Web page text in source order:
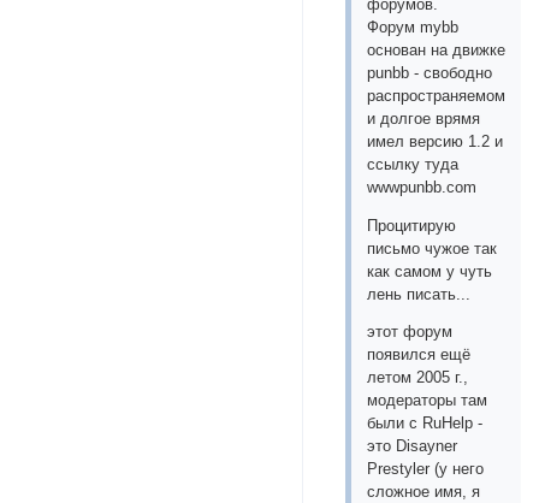
форумов.
Форум mybb
основан на движке
punbb - свободно
распространяемом
и долгое врямя
имел версию 1.2 и
ссылку туда
wwwpunbb.com
Процитирую
письмо чужое так
как самом у чуть
лень писать...
этот форум
появился ещё
летом 2005 г.,
модераторы там
были с RuHelp -
это Disayner
Prestyler (у него
сложное имя, я